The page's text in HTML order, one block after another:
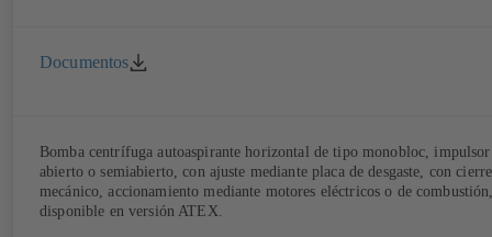
Documentos
Bomba centrífuga autoaspirante horizontal de tipo monobloc, impulsor
abierto o semiabierto, con ajuste mediante placa de desgaste, con cierre
mecánico, accionamiento mediante motores eléctricos o de
disponible en versión ATEX.